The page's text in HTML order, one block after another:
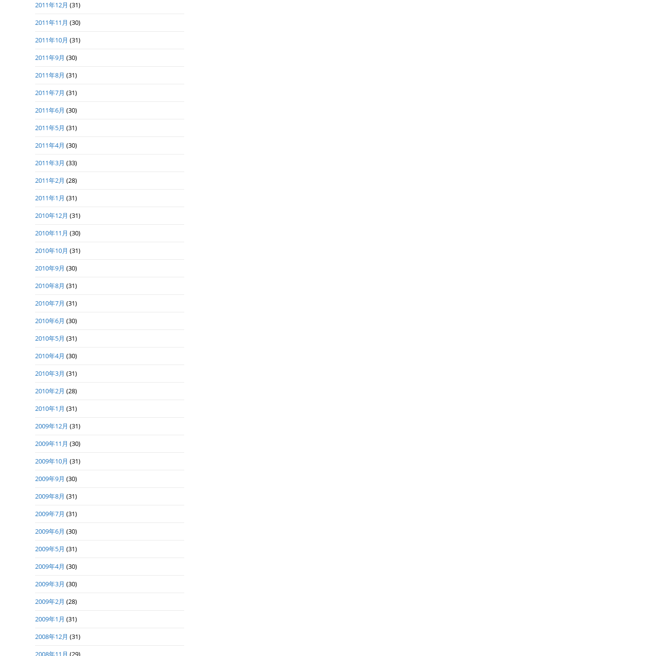
2011年12月 (31)
2011年11月 (30)
2011年10月 (31)
2011年9月 (30)
2011年8月 (31)
2011年7月 (31)
2011年6月 (30)
2011年5月 (31)
2011年4月 (30)
2011年3月 (33)
2011年2月 (28)
2011年1月 (31)
2010年12月 (31)
2010年11月 (30)
2010年10月 (31)
2010年9月 (30)
2010年8月 (31)
2010年7月 (31)
2010年6月 (30)
2010年5月 (31)
2010年4月 (30)
2010年3月 (31)
2010年2月 (28)
2010年1月 (31)
2009年12月 (31)
2009年11月 (30)
2009年10月 (31)
2009年9月 (30)
2009年8月 (31)
2009年7月 (31)
2009年6月 (30)
2009年5月 (31)
2009年4月 (30)
2009年3月 (30)
2009年2月 (28)
2009年1月 (31)
2008年12月 (31)
2008年11月 (29)